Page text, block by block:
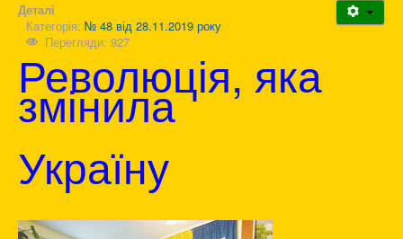
Деталі
Категорія: № 48 від 28.11.2019 року
Перегляди: 927
Революція, яка
змінила
Україну